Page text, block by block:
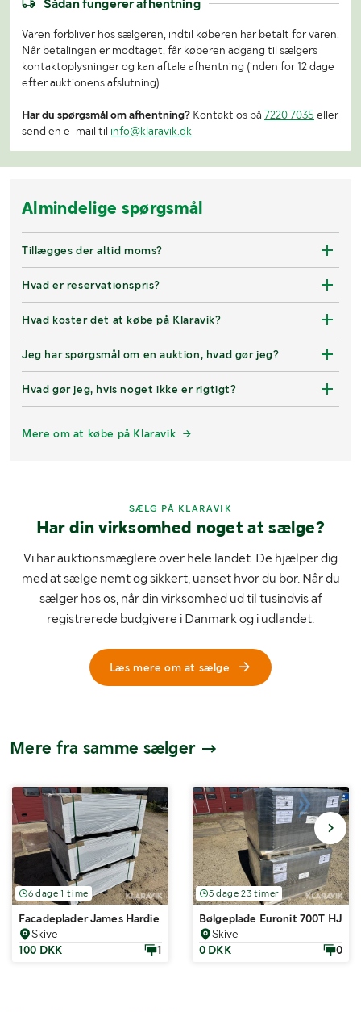
Sådan fungerer afhentning
Varen forbliver hos sælgeren, indtil køberen har betalt for varen.
Når betalingen er modtaget, får køberen adgang til sælgers
kontaktoplysninger og kan aftale afhentning (inden for 12 dage
efter auktionens afslutning).
Har du spørgsmål om afhentning? Kontakt os på 7220 7035 eller
send en e-mail til info@klaravik.dk
Almindelige spørgsmål
Tillægges der altid moms?
Hvad er reservationspris?
Hvad koster det at købe på Klaravik?
Jeg har spørgsmål om en auktion, hvad gør jeg?
Hvad gør jeg, hvis noget ikke er rigtigt?
Mere om at købe på Klaravik
SÆLG PÅ KLARAVIK
Har din virksomhed noget at sælge?
Vi har auktionsmæglere over hele landet. De hjælper dig
med at sælge nemt og sikkert, uanset hvor du bor. Når du
sælger hos os, når din virksomhed ud til tusindvis af
registrerede budgivere i Danmark og i udlandet.
Læs mere om at sælge
Mere fra samme sælger
6 dage 1 time
Facadeplader James Hardie HPanel Antracit grå 300 styk 197,64m2
Skive
100 DKK
1
5 dage 23 timer
Bølgeplade Euronit 700T HJ/
Skive
0 DKK
0